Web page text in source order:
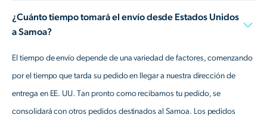
¿Cuánto tiempo tomará el envío desde Estados Unidos
a Samoa?
El tiempo de envío depende de una variedad de factores, comenzando
por el tiempo que tarda su pedido en llegar a nuestra dirección de
entrega en EE. UU. Tan pronto como recibamos tu pedido, se
consolidará con otros pedidos destinados al Samoa. Los pedidos